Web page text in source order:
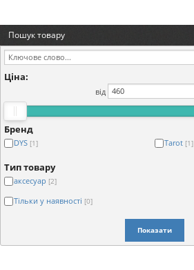
Пошук товару
Ціна:
від
Бренд
DYS [1] Tarot [1]
Тип товару
аксесуар [2]
Тільки у наявності [0]
Показати